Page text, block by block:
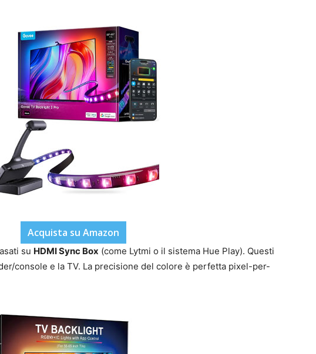
Acquista su Amazon
su HDMI Sync Box (come Lytmi o il sistema Hue Play). Questi
console e la TV. La precisione del colore è perfetta pixel-per-